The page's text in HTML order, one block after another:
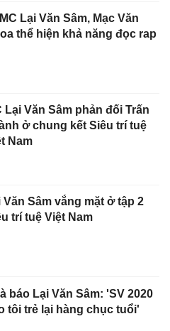
MC Lại Văn Sâm, Mạc Văn
thể hiện khả năng đọc rap
Lại Văn Sâm phản đối Trấn
ở chung kết Siêu trí tuệ
Nam
Văn Sâm vắng mặt ở tập 2
trí tuệ Việt Nam
báo Lại Văn Sâm: 'SV 2020
tôi trẻ lại hàng chục tuổi'